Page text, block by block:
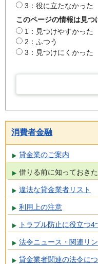
3：役に立たなかった
このページの情報は見つ
1：見つけやすかった
2：ふつう
3：見つけにくかった
消費者金融
貸金業のご案内
借りる前に知っておき
違法な貸金業者リスト
利用上の注意
トラブル防止に役立つ4
法令ニュース・関連リ
貸金業者関連の法令に